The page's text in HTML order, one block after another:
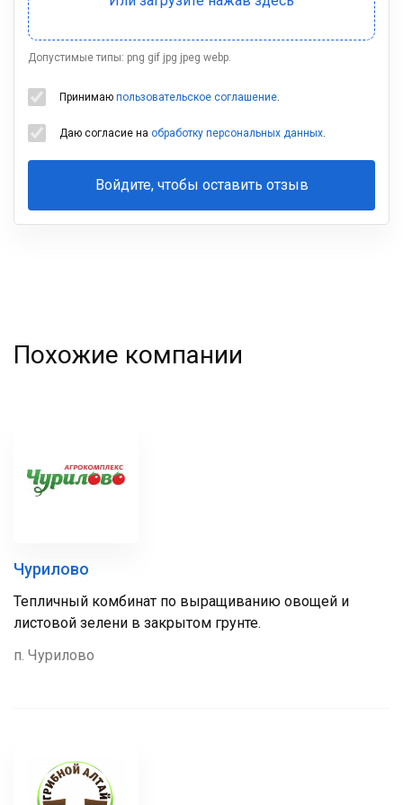
Допустимые типы: png gif jpg jpeg webp.
Принимаю пользовательское соглашение.
Даю согласие на обработку персональных данных.
Войдите, чтобы оставить отзыв
Ваша
Похожие компании
Чурилово
Тепличный комбинат по выращиванию овощей и
листовой зелени в закрытом грунте.
п. Чурилово